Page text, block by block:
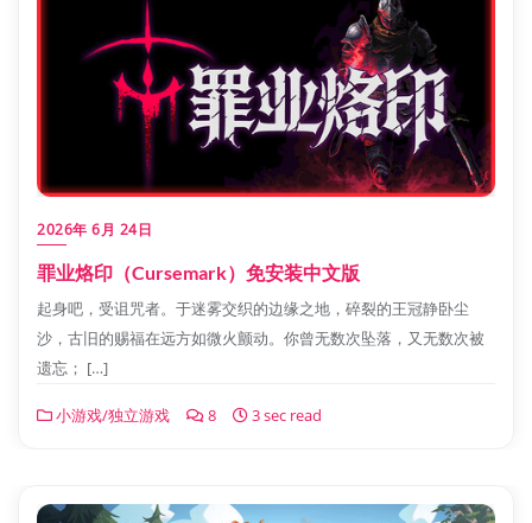
2026年 6月 24日
罪业烙印（Cursemark）免安装中文版
起身吧，受诅咒者。于迷雾交织的边缘之地，碎裂的王冠静卧尘
沙，古旧的赐福在远方如微火颤动。你曾无数次坠落，又无数次被
遗忘； […]
小游戏/独立游戏 8 3 sec read